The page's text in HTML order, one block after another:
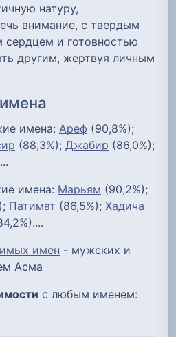
натуру,
внимание, с твердым
и готовностью
другим, жертвуя личным
имена: Ареф (90,8%);
(88,3%); Джабир (86,0%);
имена: Марьям (90,2%);
Патимат (86,5%); Хадича
имен - мужских и
Асма
с любым именем: